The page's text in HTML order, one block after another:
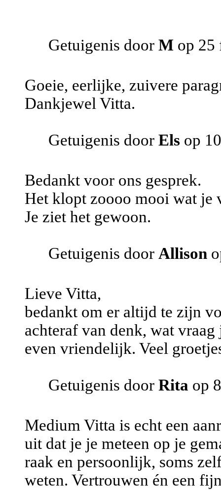
Getuigenis door M op 25
Goeie, eerlijke, zuivere
Dankjewel Vitta.
Getuigenis door Els op
Bedankt voor ons gesprek.
Het klopt zoooo mooi wat je
Je ziet het gewoon.
Getuigenis door Allison
Lieve Vitta,
bedankt om er altijd te zijn
achteraf van denk, wat
even vriendelijk. Veel
Getuigenis door Rita op
Medium Vitta is echt een
uit dat je je meteen op je
raak en persoonlijk, soms
weten. Vertrouwen én een